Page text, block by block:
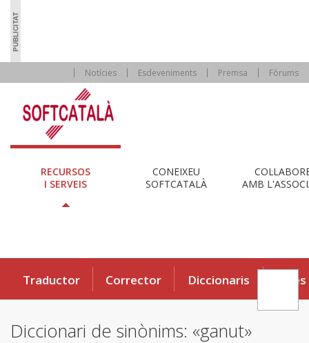
Notícies Esdeveniments Premsa Fòrums
RECURSOS
I SERVEIS
CONEIXEU
SOFTCATALÀ
AMB
Traductor Corrector Diccionaris Eines
Diccionari de sinònims: «ganut»